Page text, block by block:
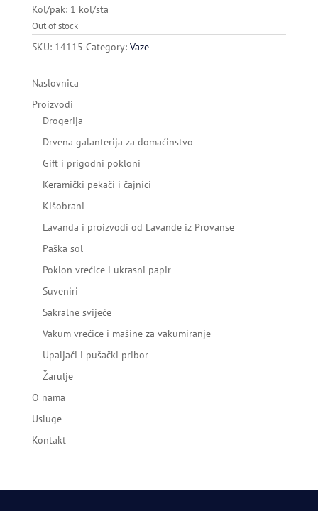
Kol/pak: 1 kol/sta
Out of stock
SKU: 14115 Category: Vaze
Naslovnica
Proizvodi
Drogerija
Drvena galanterija za domaćinstvo
Gift i prigodni pokloni
Keramički pekači i čajnici
Kišobrani
Lavanda i proizvodi od Lavande iz Provanse
Paška sol
Poklon vrećice i ukrasni papir
Suveniri
Sakralne svijeće
Vakum vrećice i mašine za vakumiranje
Upaljači i pušački pribor
Žarulje
O nama
Usluge
Kontakt